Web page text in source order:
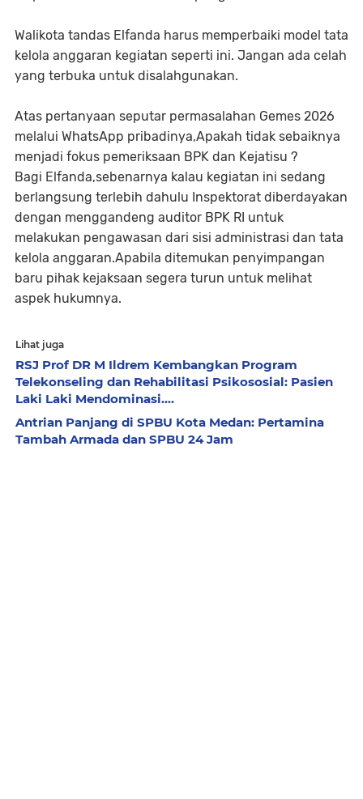
Walikota tandas Elfanda harus memperbaiki model tata
kelola anggaran kegiatan seperti ini. Jangan ada celah
yang terbuka untuk disalahgunakan.
Atas pertanyaan seputar permasalahan Gemes 2026
melalui WhatsApp pribadinya,Apakah tidak sebaiknya
menjadi fokus pemeriksaan BPK dan Kejatisu ?
Bagi Elfanda,sebenarnya kalau kegiatan ini sedang
berlangsung terlebih dahulu Inspektorat diberdayakan
dengan menggandeng auditor BPK RI untuk
melakukan pengawasan dari sisi administrasi dan tata
kelola anggaran.Apabila ditemukan penyimpangan
baru pihak kejaksaan segera turun untuk melihat
aspek hukumnya.
Lihat juga
RSJ Prof DR M Ildrem Kembangkan Program
Telekonseling dan Rehabilitasi Psikososial: Pasien
Laki Laki Mendominasi....
Antrian Panjang di SPBU Kota Medan: Pertamina
Tambah Armada dan SPBU 24 Jam